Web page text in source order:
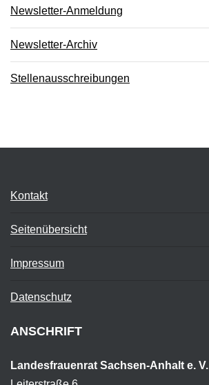
Newsletter-Anmeldung
Newsletter-Archiv
Stellenausschreibungen
Kontakt
Seitenübersicht
Impressum
Datenschutz
ANSCHRIFT
Landesfrauenrat Sachsen-Anhalt e. V.